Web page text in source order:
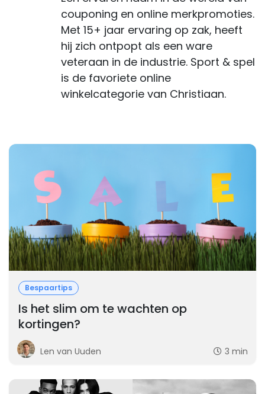
couponing en online merkpromoties.
Met 15+ jaar ervaring op zak, heeft
hij zich ontpopt als een ware
veteraan in de industrie. Sport & spel
is de favoriete online
winkelcategorie van Christiaan.
Bespaartips
Is het slim om te wachten op
kortingen?
Len van Uuden 3 min